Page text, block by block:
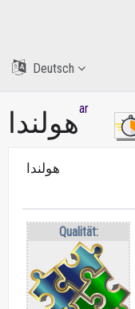
Deutsch
هولنداar
هولندا
Qualität: